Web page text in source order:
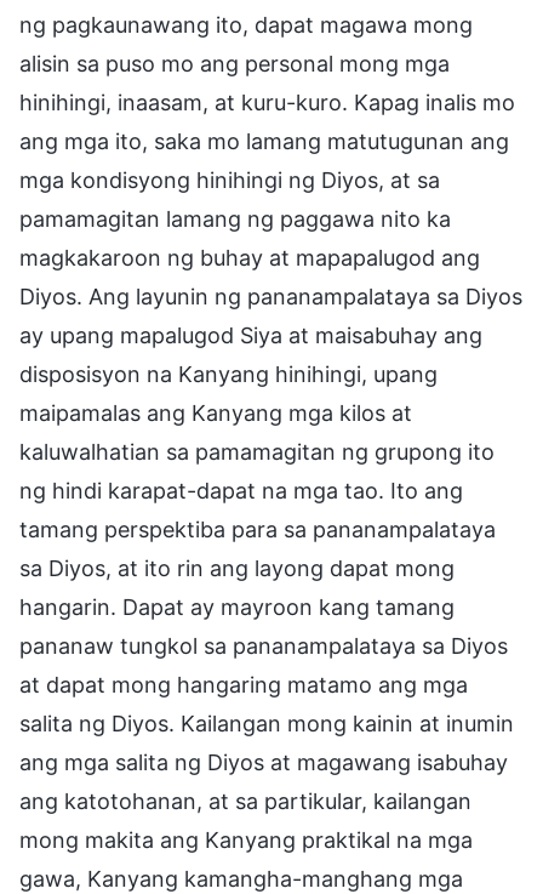
ng pagkaunawang ito, dapat magawa mong
alisin sa puso mo ang personal mong mga
hinihingi, inaasam, at kuru-kuro. Kapag inalis mo
ang mga ito, saka mo lamang matutugunan ang
mga kondisyong hinihingi ng Diyos, at sa
pamamagitan lamang ng paggawa nito ka
magkakaroon ng buhay at mapapalugod ang
Diyos. Ang layunin ng pananampalataya sa Diyos
ay upang mapalugod Siya at maisabuhay ang
disposisyon na Kanyang hinihingi, upang
maipamalas ang Kanyang mga kilos at
kaluwalhatian sa pamamagitan ng grupong ito
ng hindi karapat-dapat na mga tao. Ito ang
tamang perspektiba para sa pananampalataya
sa Diyos, at ito rin ang layong dapat mong
hangarin. Dapat ay mayroon kang tamang
pananaw tungkol sa pananampalataya sa Diyos
at dapat mong hangaring matamo ang mga
salita ng Diyos. Kailangan mong kainin at inumin
ang mga salita ng Diyos at magawang isabuhay
ang katotohanan, at sa partikular, kailangan
mong makita ang Kanyang praktikal na mga
gawa, Kanyang kamangha-manghang mga